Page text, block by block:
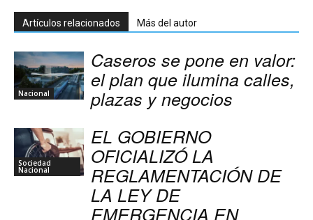
Artículos relacionados Más del autor
Nacional
Caseros se pone en valor:
el plan que ilumina calles,
plazas y negocios
Sociedad
Nacional
EL GOBIERNO
OFICIALIZÓ LA
REGLAMENTACIÓN DE
LA LEY DE
EMERGENCIA EN